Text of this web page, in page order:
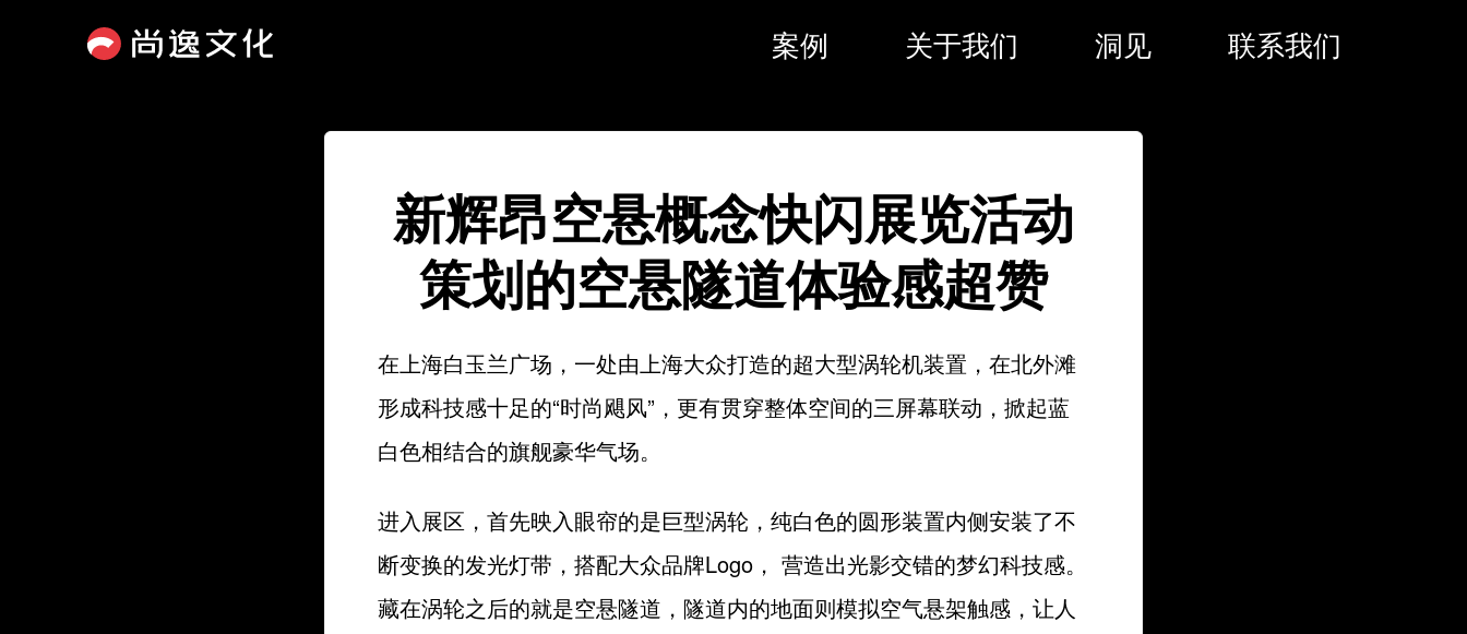
案例 关于我们 洞见 联系我们
新辉昂空悬概念快闪展览活动
策划的空悬隧道体验感超赞
在上海白玉兰广场，一处由上海大众打造的超大型涡轮机装置，在北外滩
形成科技感十足的“时尚飓风”，更有贯穿整体空间的三屏幕联动，掀起蓝
白色相结合的旗舰豪华气场。
进入展区，首先映入眼帘的是巨型涡轮，纯白色的圆形装置内侧安装了不
断变换的发光灯带，搭配大众品牌Logo， 营造出光影交错的梦幻科技感。
藏在涡轮之后的就是空悬隧道，隧道内的地面则模拟空气悬架触感，让人